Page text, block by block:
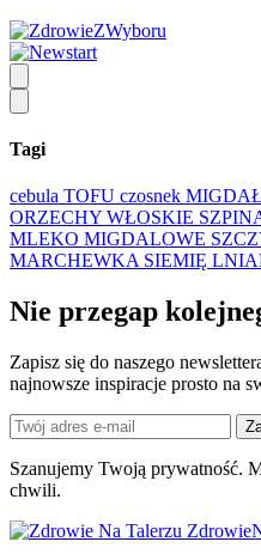
Tagi
cebula TOFU czosnek
ORZECHY WŁOSKIE
MLEKO MIGDALOWE
MARCHEWKA SIEMIĘ
Nie przegap
Zapisz się do naszego
najnowsze inspiracje prosto na
Szanujemy Twoją prywatność.
chwili.